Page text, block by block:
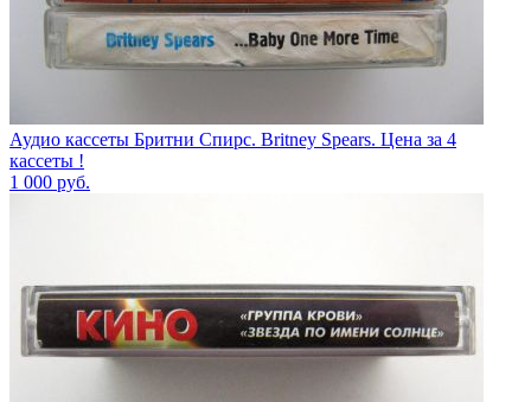
Аудио кассеты Бритни Спирс. Britney Spears. Цена за 4
кассеты !
1 000 руб.